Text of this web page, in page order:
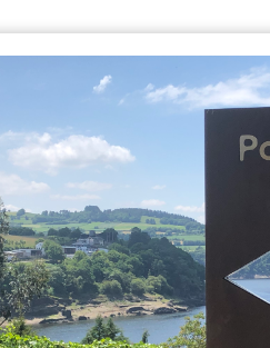
de las cookies